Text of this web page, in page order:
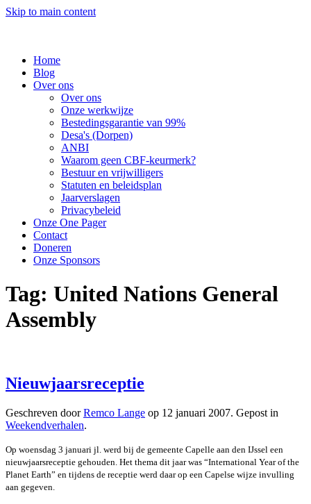
Skip to main content
Home
Blog
Over ons
Over ons
Onze werkwijze
Bestedingsgarantie van 99%
Desa's (Dorpen)
ANBI
Waarom geen CBF-keurmerk?
Bestuur en vrijwilligers
Statuten en beleidsplan
Jaarverslagen
Privacybeleid
Onze One Pager
Contact
Doneren
Onze Sponsors
Tag: United Nations General
Assembly
Nieuwjaarsreceptie
Geschreven doorRemco Lange op 12 januari 2007. Gepost in
Weekendverhalen.
Op woensdag 3 januari jl. werd bij de gemeente Capelle aan den IJssel een
nieuwjaarsreceptie gehouden. Het thema dit jaar was “International Year of the
Planet Earth” en tijdens de receptie werd daar op een Capelse wijze invulling
aan gegeven.